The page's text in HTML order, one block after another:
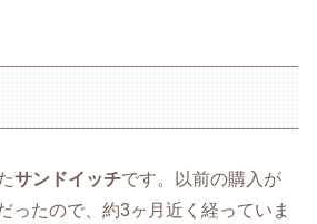
サンドイッチです。以前の購入が
ったので、約3ヶ月近く経っていま